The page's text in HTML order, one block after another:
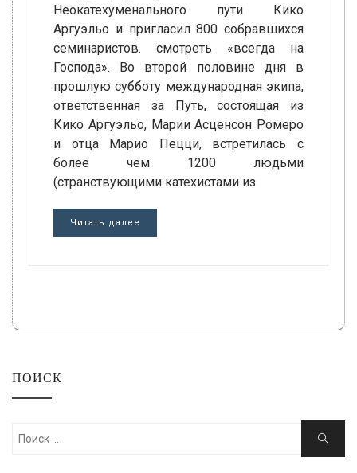
Неокатехуменального пути Кико
Аргуэльо и пригласил 800 собравшихся
семинаристов. смотреть «всегда на
Господа». Во второй половине дня в
прошлую субботу международная экипа,
ответственная за Путь, состоящая из
Кико Аргуэльо, Марии Асценсон Ромеро
и отца Марио Пецци, встретилась с
более чем 1200 людьми
(странствующими катехистами из
Читать далее
ПОИСК
Искать:
Поиск